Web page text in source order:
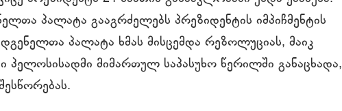
პალატა გააგრძელებს პრეზიდენტის იმპიჩმენტის
პალატა ხმას მისცემდა რეზოლუციას, მაიკ
პელოსისადმი მიმართულ საპასუხო წერილში განაცხადა,